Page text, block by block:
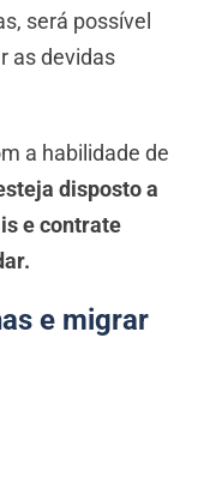
será possível
as devidas
a habilidade de
disposto a
e contrate
e migrar